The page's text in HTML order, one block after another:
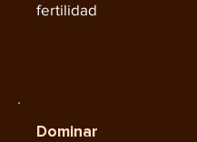
fertilidad
Dominar